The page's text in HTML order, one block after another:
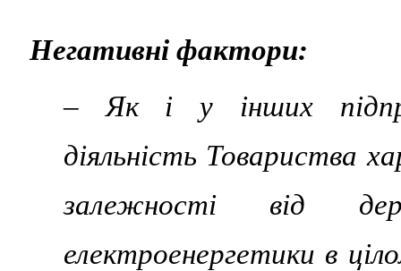
Негативні фактори:
– Як і у інших
діяльність Товариства
залежності від
електроенергетики в